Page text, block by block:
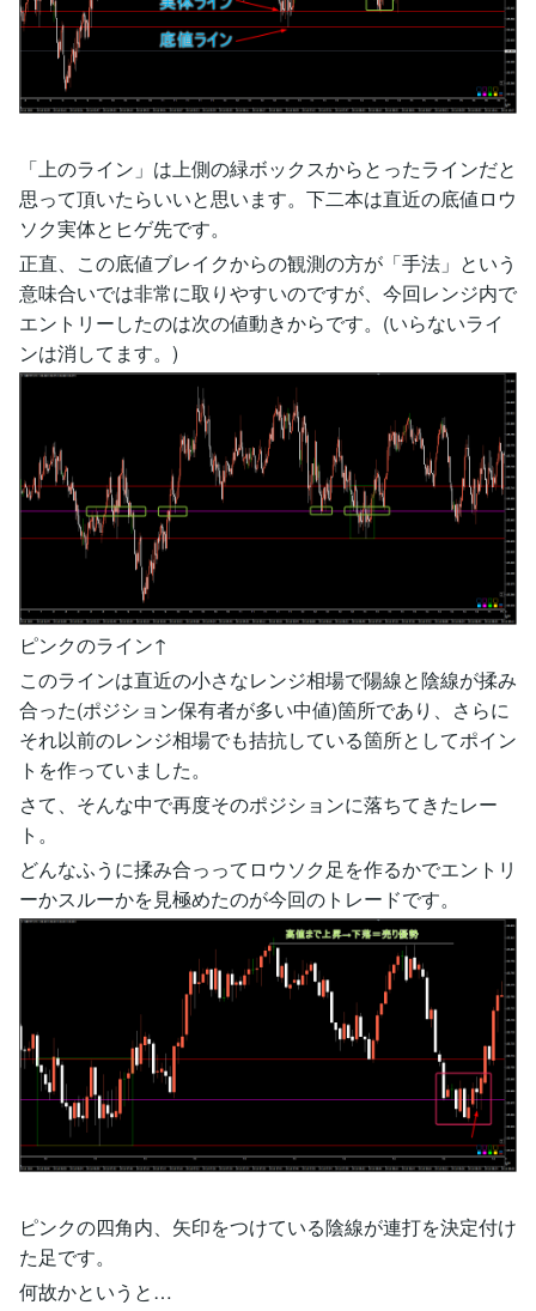
「上のライン」は上側の緑ボックスからとったラインだと
思って頂いたらいいと思います。下二本は直近の底値ロウ
ソク実体とヒゲ先です。
正直、この底値ブレイクからの観測の方が「手法」という
意味合いでは非常に取りやすいのですが、今回レンジ内で
エントリーしたのは次の値動きからです。(いらないライ
ンは消してます。)
ピンクのライン↑
このラインは直近の小さなレンジ相場で陽線と陰線が揉み
合った(ポジション保有者が多い中値)箇所であり、さらに
それ以前のレンジ相場でも拮抗している箇所としてポイン
トを作っていました。
さて、そんな中で再度そのポジションに落ちてきたレー
ト。
どんなふうに揉み合っってロウソク足を作るかでエントリ
ーかスルーかを見極めたのが今回のトレードです。
ピンクの四角内、矢印をつけている陰線が連打を決定付け
た足です。
何故かというと…